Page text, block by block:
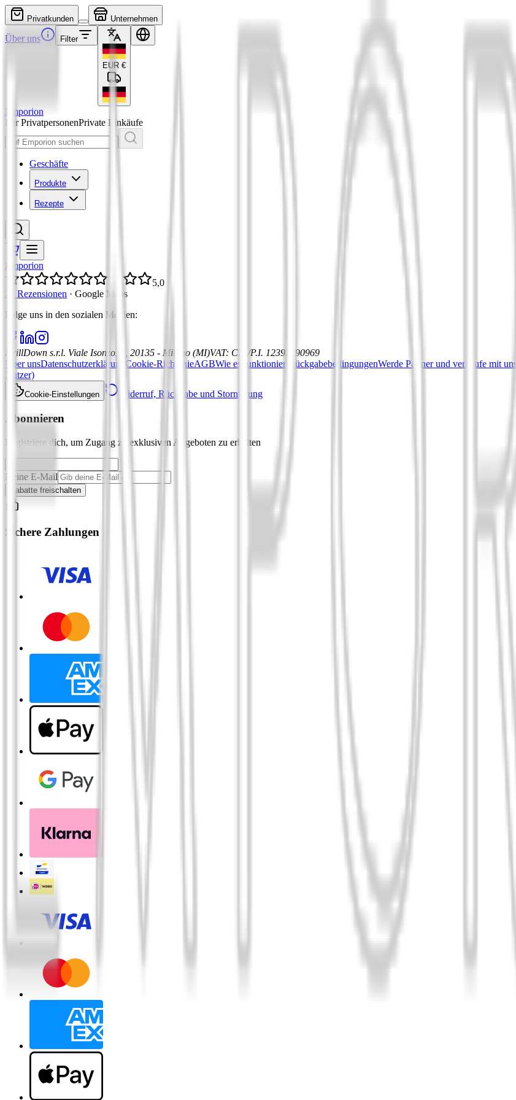
Privatkunden Unternehmen
Über uns Filter
EUR €
Emporion
Für PrivatpersonenPrivate Einkäufe
Geschäfte
Produkte
Rezepte
Emporion
5,0
21 Rezensionen · Google Maps
Folge uns in den sozialen Medien:
DrillDown s.r.l. Viale Isonzo, 8, 20135 - Milano (MI)VAT: C.F./P.I. 12392590969
Über unsDatenschutzerklärung Cookie-RichtlinieAGBWie es funktioniert RückgabebedingungenWerde Partner und verkaufe mit uns
Nutzer)
Cookie-Einstellungen Widerruf, Rückgabe und Stornierung
Abonnieren
Registriere dich, um Zugang zu exklusiven Angeboten zu erhalten
Deine E-Mail
Rabatte freischalten
Sichere Zahlungen